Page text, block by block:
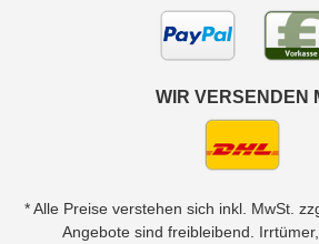
WIR VERSENDEN
* Alle Preise verstehen sich inkl. MwSt.
Angebote sind freibleibend.